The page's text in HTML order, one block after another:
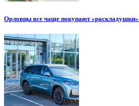
Орловцы все чаще покупают